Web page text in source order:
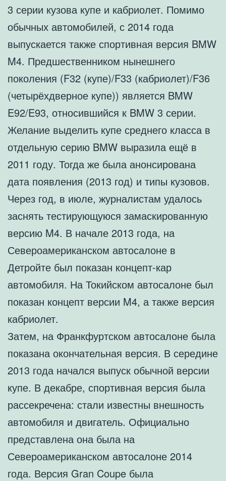
3 серии кузова купе и кабриолет. Помимо
обычных автомобилей, с 2014 года
выпускается также спортивная версия BMW
M4. Предшественником нынешнего
поколения (F32 (купе)/F33 (кабриолет)/F36
(четырёхдверное купе)) является BMW
E92/E93, относившийся к BMW 3 серии.
Желание выделить купе среднего класса в
отдельную серию BMW выразила ещё в
2011 году. Тогда же была анонсирована
дата появления (2013 год) и типы кузовов.
Через год, в июле, журналистам удалось
заснять тестирующуюся замаскированную
версию M4. В начале 2013 года, на
Североамериканском автосалоне в
Детройте был показан концепт-кар
автомобиля. На Токийском автосалоне был
показан концепт версии M4, а также версия
кабриолет.
Затем, на Франкфуртском автосалоне была
показана окончательная версия. В середине
2013 года начался выпуск обычной версии
купе. В декабре, спортивная версия была
рассекречена: стали известны внешность
автомобиля и двигатель. Официально
представлена она была на
Североамериканском автосалоне 2014
года. Версия Gran Coupe была